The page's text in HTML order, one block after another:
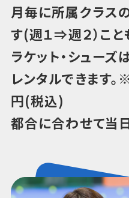
月毎に所属クラス
す(週１⇒週２）こと
ラケット・シュー
レンタルできます
円(税込)
都合に合わせて当